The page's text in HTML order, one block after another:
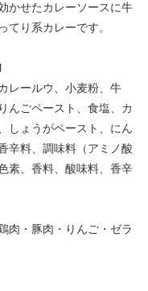
かせたカレーソースに牛
てり系カレーです。
レールウ、小麦粉、牛
んごペースト、食塩、カ
しょうがペースト、にん
辛料、調味料（アミノ酸
素、香料、酸味料、香辛
肉・豚肉・りんご・ゼラ